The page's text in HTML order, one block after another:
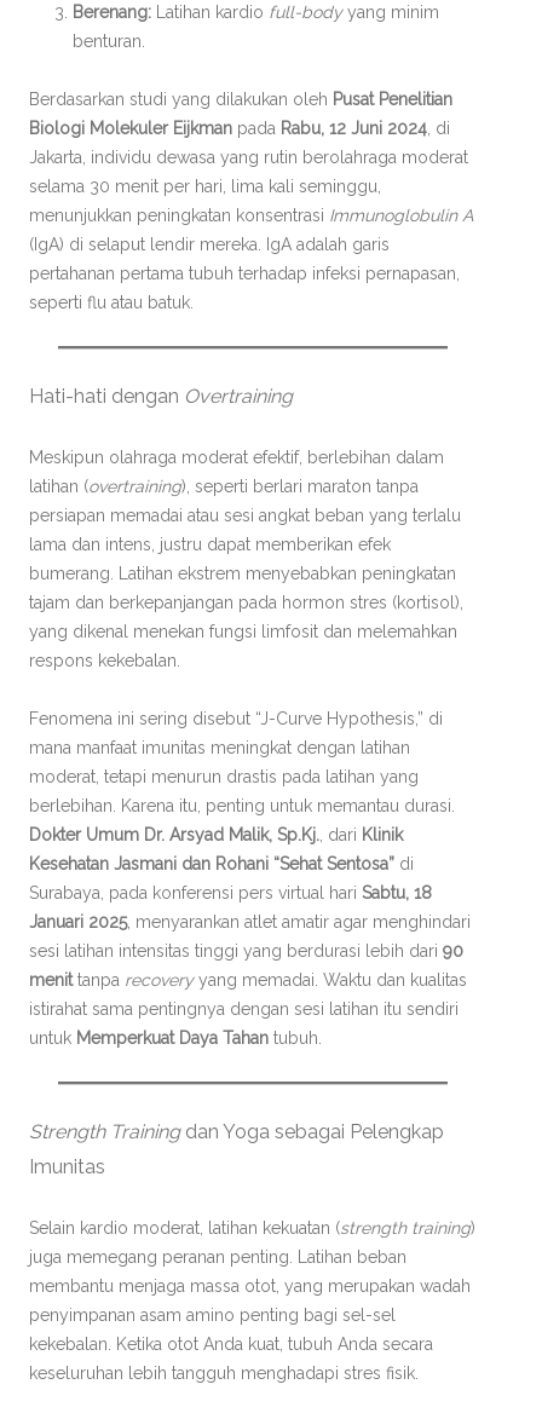
Berenang: Latihan kardio full-bodyyang minim
benturan.
Berdasarkan studi yang dilakukan oleh Pusat Penelitian
Biologi Molekuler Eijkman pada Rabu, 12 Juni 2024 , di
Jakarta, individu dewasa yang rutin berolahraga moderat
selama 30 menit per hari, lima kali seminggu,
menunjukkan peningkatan konsentrasi Immunoglobulin A
(IgA) di selaput lendir mereka. IgA adalah garis
pertahanan pertama tubuh terhadap infeksi pernapasan,
seperti flu atau batuk.
Hati-hati dengan Overtraining
Meskipun olahraga moderat efektif, berlebihan dalam
latihan (overtraining), seperti berlari maraton tanpa
persiapan memadai atau sesi angkat beban yang terlalu
lama dan intens, justru dapat memberikan efek
bumerang. Latihan ekstrem menyebabkan peningkatan
tajam dan berkepanjangan pada hormon stres (kortisol),
yang dikenal menekan fungsi limfosit dan melemahkan
respons kekebalan.
Fenomena ini sering disebut “J-Curve Hypothesis,” di
mana manfaat imunitas meningkat dengan latihan
moderat, tetapi menurun drastis pada latihan yang
berlebihan. Karena itu, penting untuk memantau durasi.
Dokter Umum Dr. Arsyad Malik, Sp.Kj. , dari Klinik
Kesehatan Jasmani dan Rohani “Sehat Sentosa” di
Surabaya, pada konferensi pers virtual hari Sabtu, 18
Januari 2025, menyarankan atlet amatir agar menghindari
sesi latihan intensitas tinggi yang berdurasi lebih dari 90
menittanpa recoveryyang memadai. Waktu dan kualitas
istirahat sama pentingnya dengan sesi latihan itu sendiri
untuk Memperkuat Daya Tahan tubuh.
Strength Trainingdan Yoga sebagai Pelengkap
Imunitas
Selain kardio moderat, latihan kekuatan (strength training)
juga memegang peranan penting. Latihan beban
membantu menjaga massa otot, yang merupakan wadah
penyimpanan asam amino penting bagi sel-sel
kekebalan. Ketika otot Anda kuat, tubuh Anda secara
keseluruhan lebih tangguh menghadapi stres fisik.